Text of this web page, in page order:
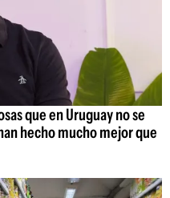
que en Uruguay no se
hecho mucho mejor que